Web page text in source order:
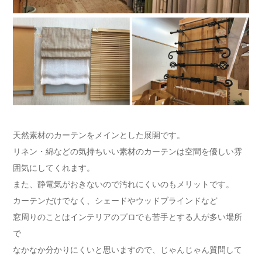
天然素材のカーテンをメインとした展開です。
リネン・綿などの気持ちいい素材のカーテンは空間を優しい雰
囲気にしてくれます。
また、静電気がおきないので汚れにくいのもメリットです。
カーテンだけでなく、シェードやウッドブラインドなど
窓周りのことはインテリアのプロでも苦手とする人が多い場所
で
なかなか分かりにくいと思いますので、じゃんじゃん質問して